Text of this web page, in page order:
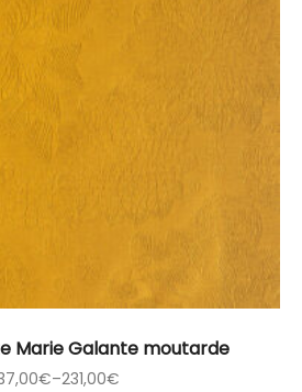
Marie Galante moutarde
€–231,00€